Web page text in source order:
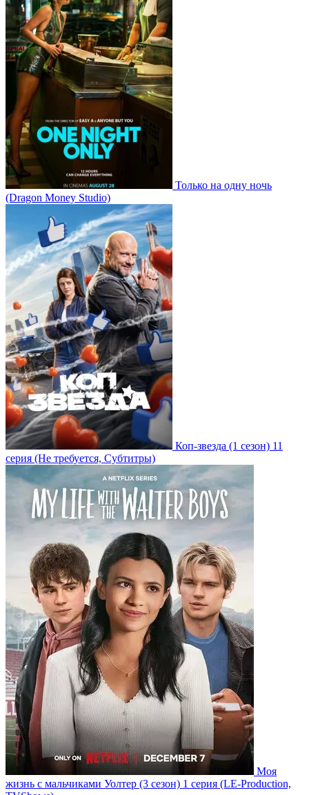
Только на одну ночь
(Dragon Money Studio)
Коп-звезда (1 сезон) 11
серия (Не требуется, Субтитры)
Моя
жизнь с мальчиками Уолтер (3 сезон) 1 серия (LE-Production,